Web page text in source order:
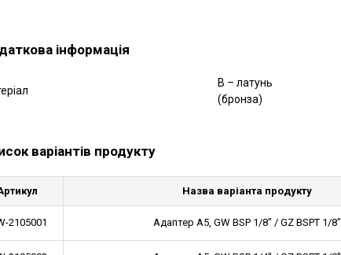
інформація
B – латунь
(бронза)
варіантів продукту
Назва варіанта продукту
2105001 Адаптер A5, GW BSP 1/8" / GZ BSPT 1/8"